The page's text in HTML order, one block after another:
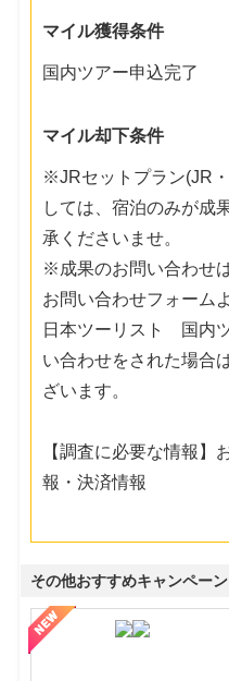
マイル獲得条件
国内ツアー申込完了
マイル却下条件
※JRセットプラン(JR
しては、宿泊のみが成
承くださいませ。
※成果のお問い合わせ
お問い合わせフォーム
日本ツーリスト 国内
い合わせをされた場合
ざいます。
【調査に必要な情報】
報・決済情報
その他おすすめキャンペーン